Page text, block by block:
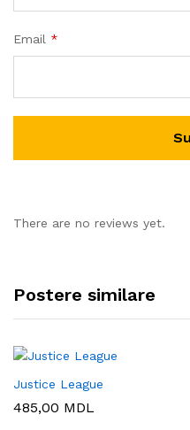
Email *
There are no reviews yet.
Postere similare
Justice League
485,00 MDL